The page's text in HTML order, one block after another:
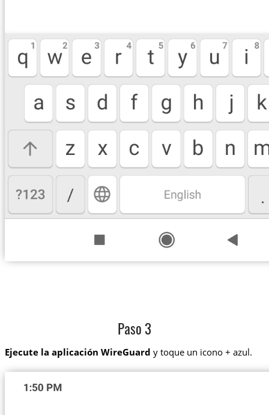
Paso 3
Ejecute la aplicación WireGuard y toque un icono + azul.